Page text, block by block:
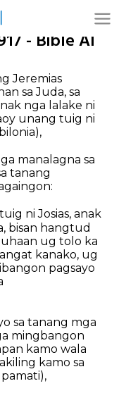
- Bible AI
Jeremias
sa Juda, sa
nga lalake ni
unang tuig ni
manalagna sa
tanang
ni Josias, anak
bisan hangtud
ug tolo ka
kanako, ug
pagsayo
sa tanang mga
mingbangon
kamo wala
kamo sa